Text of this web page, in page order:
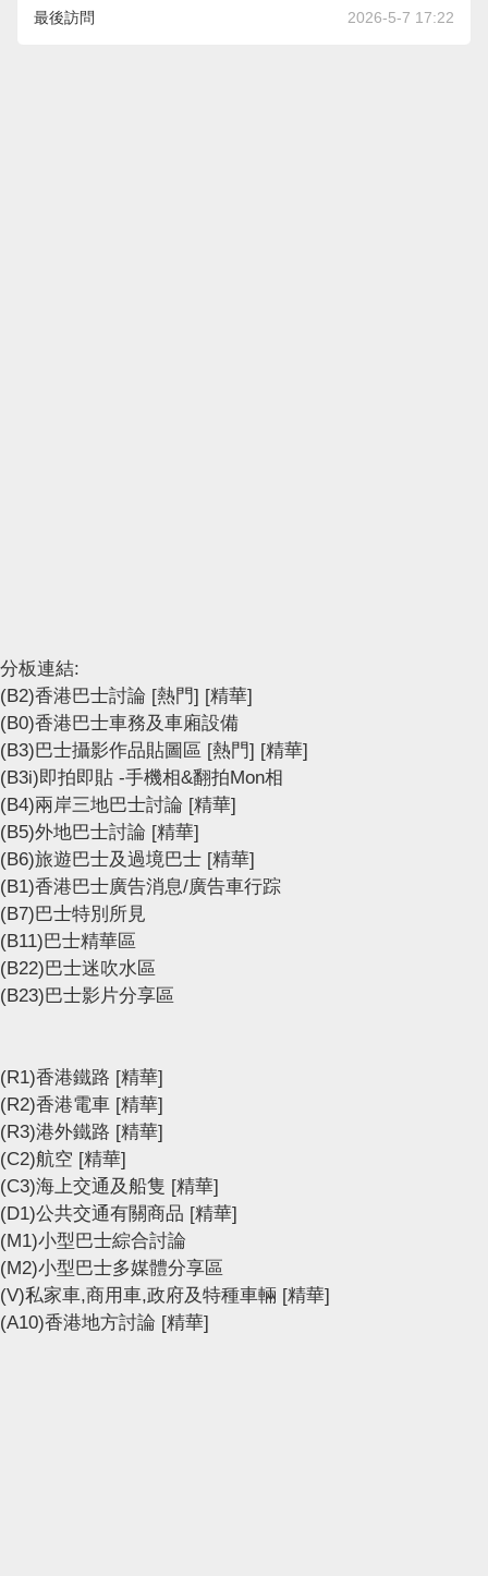
最後訪問 2026-5-7 17:22
分板連結:
(B2)香港巴士討論 [熱門] [精華]
(B0)香港巴士車務及車廂設備
(B3)巴士攝影作品貼圖區 [熱門] [精華]
(B3i)即拍即貼 -手機相&翻拍Mon相
(B4)兩岸三地巴士討論 [精華]
(B5)外地巴士討論 [精華]
(B6)旅遊巴士及過境巴士 [精華]
(B1)香港巴士廣告消息/廣告車行踪
(B7)巴士特別所見
(B11)巴士精華區
(B22)巴士迷吹水區
(B23)巴士影片分享區
(R1)香港鐵路 [精華]
(R2)香港電車 [精華]
(R3)港外鐵路 [精華]
(C2)航空 [精華]
(C3)海上交通及船隻 [精華]
(D1)公共交通有關商品 [精華]
(M1)小型巴士綜合討論
(M2)小型巴士多媒體分享區
(V)私家車,商用車,政府及特種車輛 [精華]
(A10)香港地方討論 [精華]